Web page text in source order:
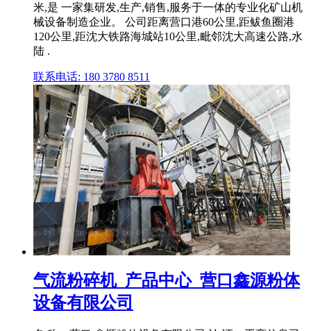
米,是 一家集研发,生产,销售,服务于一体的专业化矿山机
械设备制造企业。 公司距离营口港60公里,距鲅鱼圈港
120公里,距沈大铁路海城站10公里,毗邻沈大高速公路,水
陆 .
联系电话: 180 3780 8511
气流粉碎机_产品中心_营口鑫源粉体
设备有限公司